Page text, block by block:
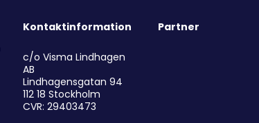
Kontaktinformation
c/o Visma Lindhagen
AB
Lindhagensgatan 94
112 18 Stockholm
CVR: 29403473
Partner